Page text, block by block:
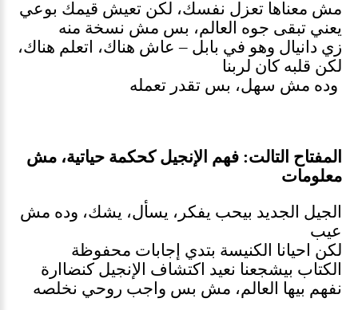
مش معناها تعزل نفسك، لكن تعيش قيمك بوعي
يعني تبقى جوه العالم، بس مش نسخة منه
زي دانيال وهو في بابل – عاش هناك، اتعلم هناك،
لكن قلبه كان لربنا
وده مش سهل، بس تقدر تعمله
المفتاح التالت: فهم الإنجيل كحكمة حياتية، مش
معلومات
الجيل الجديد بيحب يفكر، يسأل، يشك، وده مش
عيب
لكن احيانا الكنيسة بتدي إجابات محفوظة
الكتاب بيشجعنا نعيد اكتشاف الإنجيل كنضاارة
نفهم بيها العالم، مش بس واجب روحي نخلصه